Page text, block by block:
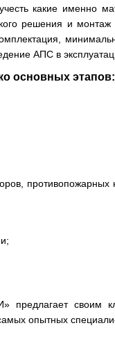
какие именно
решения и
АПС в
основных этапов:
противопожарных
своим
опытных